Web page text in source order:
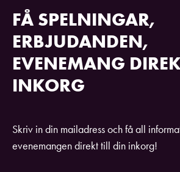
FÅ SPELNINGAR,
ERBJUDANDEN,
EVENEMANG
INKORG
Skriv in din mailadress och få all
evenemangen direkt till din inkorg!